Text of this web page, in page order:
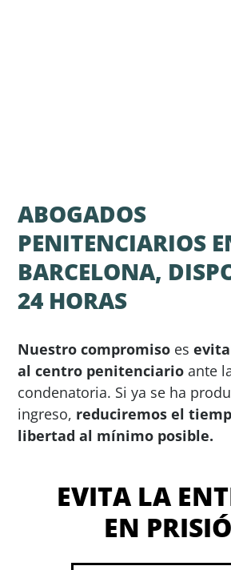
ABOGADOS
PENITENCIARIOS
BARCELONA,
24 HORAS
Nuestro compromiso es
al centro penitenciario ante
condenatoria. Si ya se ha
ingreso, reduciremos el
libertad al mínimo posible.
EVITA LA
EN